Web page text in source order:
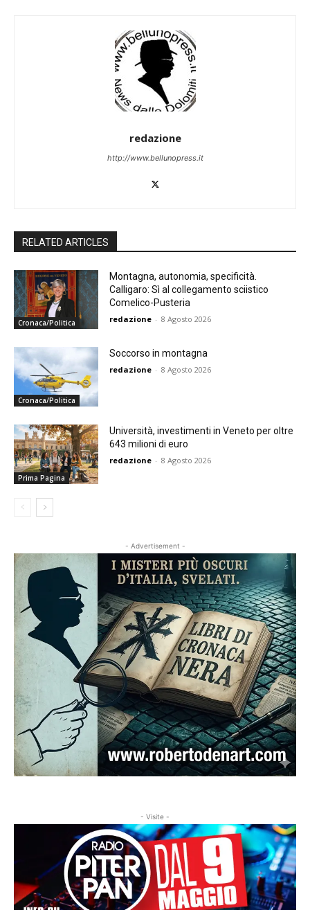
redazione
http://www.bellunopress.it
RELATED ARTICLES
Cronaca/Politica
Montagna, autonomia, specificità.
Calligaro: Sì al collegamento sciistico
Comelico-Pusteria
redazione - 8 Agosto 2026
Cronaca/Politica
Soccorso in montagna
redazione - 8 Agosto 2026
Prima Pagina
Università, investimenti in Veneto per oltre
643 milioni di euro
redazione - 8 Agosto 2026
- Advertisement -
- Visite -